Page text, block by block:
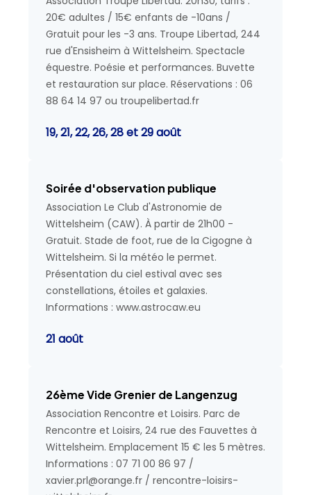
20€ adultes / 15€ enfants de -10ans /
Gratuit pour les -3 ans. Troupe Libertad, 244
rue d'Ensisheim à Wittelsheim. Spectacle
équestre. Poésie et performances. Buvette
et restauration sur place. Réservations : 06
88 64 14 97 ou troupelibertad.fr
19, 21, 22, 26, 28 et 29 août
Soirée d'observation publique
Association Le Club d'Astronomie de
Wittelsheim (CAW). À partir de 21h00 -
Gratuit. Stade de foot, rue de la Cigogne à
Wittelsheim. Si la météo le permet.
Présentation du ciel estival avec ses
constellations, étoiles et galaxies.
Informations : www.astrocaw.eu
21 août
26ème Vide Grenier de Langenzug
Association Rencontre et Loisirs. Parc de
Rencontre et Loisirs, 24 rue des Fauvettes à
Wittelsheim. Emplacement 15 € les 5 mètres.
Informations : 07 71 00 86 97 /
xavier.prl@orange.fr / rencontre-loisirs-